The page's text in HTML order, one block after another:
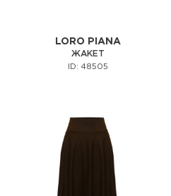
LORO PIANA
ЖАКЕТ
ID: 48505